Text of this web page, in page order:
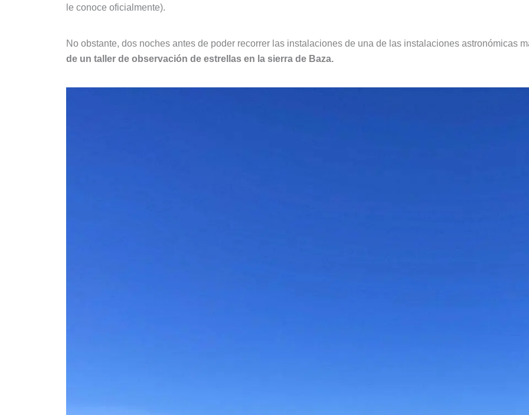
le conoce oficialmente).
No obstante, dos noches antes de poder recorrer las instalaciones de una de las instalaciones astronómicas
de un taller de observación de estrellas en la sierra de Baza.